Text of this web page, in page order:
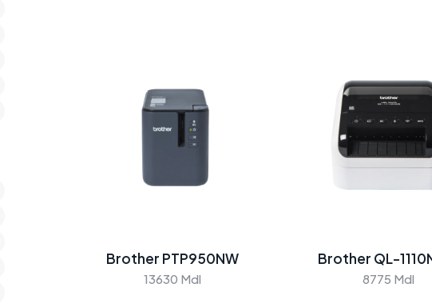
Brother PTP950NW
13630 Mdl
Brother QL-
8775 Mdl